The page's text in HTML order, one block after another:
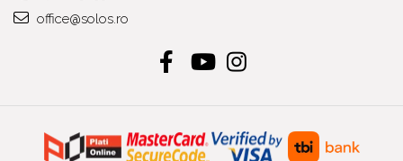
office@solos.ro